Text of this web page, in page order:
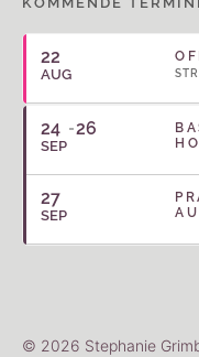
22
AUG
24
SEP
26
27
SEP
© 2026 Stephanie